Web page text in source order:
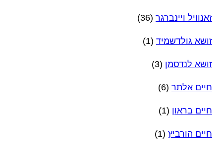
זאנוויל ויינברגר (36)
זושא גולדשמיד (1)
זושא לנדסמן (3)
חיים אלתר (6)
חיים בראון (1)
חיים הורביץ (1)